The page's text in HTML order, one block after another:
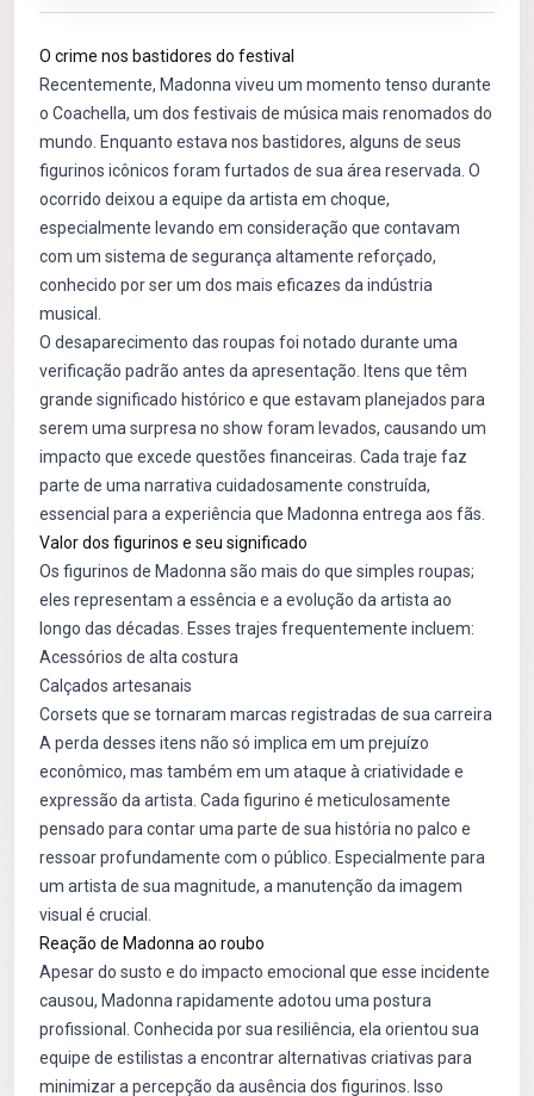
O crime nos bastidores do festival
Recentemente, Madonna viveu um momento tenso durante
o Coachella, um dos festivais de música mais renomados do
mundo. Enquanto estava nos bastidores, alguns de seus
figurinos icônicos foram furtados de sua área reservada. O
ocorrido deixou a equipe da artista em choque,
especialmente levando em consideração que contavam
com um sistema de segurança altamente reforçado,
conhecido por ser um dos mais eficazes da indústria
musical.
O desaparecimento das roupas foi notado durante uma
verificação padrão antes da apresentação. Itens que têm
grande significado histórico e que estavam planejados para
serem uma surpresa no show foram levados, causando um
impacto que excede questões financeiras. Cada traje faz
parte de uma narrativa cuidadosamente construída,
essencial para a experiência que Madonna entrega aos fãs.
Valor dos figurinos e seu significado
Os figurinos de Madonna são mais do que simples roupas;
eles representam a essência e a evolução da artista ao
longo das décadas. Esses trajes frequentemente incluem:
Acessórios de alta costura
Calçados artesanais
Corsets que se tornaram marcas registradas de sua carreira
A perda desses itens não só implica em um prejuízo
econômico, mas também em um ataque à criatividade e
expressão da artista. Cada figurino é meticulosamente
pensado para contar uma parte de sua história no palco e
ressoar profundamente com o público. Especialmente para
um artista de sua magnitude, a manutenção da imagem
visual é crucial.
Reação de Madonna ao roubo
Apesar do susto e do impacto emocional que esse incidente
causou, Madonna rapidamente adotou uma postura
profissional. Conhecida por sua resiliência, ela orientou sua
equipe de estilistas a encontrar alternativas criativas para
minimizar a percepção da ausência dos figurinos. Isso